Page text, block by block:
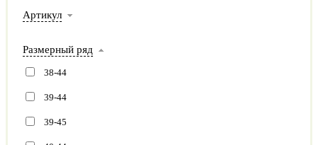
Артикул
Размерный ряд
38-44
39-44
39-45